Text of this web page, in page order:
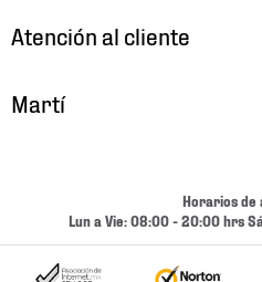
Atención al cliente
Cambios y Devoluciones
Contacto
Martí
Horarios de
Lun a Vie: 08:00 - 20:00 hrs